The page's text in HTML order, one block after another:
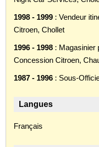
1998 - 1999 : Vendeur
Citroen, Chollet
1996 - 1998 : Magasinier
Concession Citroen,
1987 - 1996 : Sous-
Langues
Français